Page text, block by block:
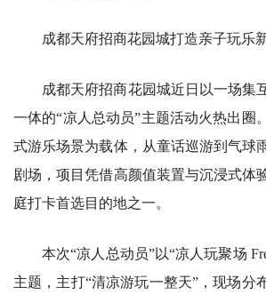
成都天府招商花园城打造亲子玩乐
成都天府招商花园城近日以一场集
一体的“凉人总动员”主题活动火热出圈
式游乐场景为载体，从童话巡游到气球
剧场，项目凭借高颜值装置与沉浸式体
庭打卡首选目的地之一。
本次“凉人总动员”以“凉人玩聚场
主题，主打“清凉游玩一整天”，现场分